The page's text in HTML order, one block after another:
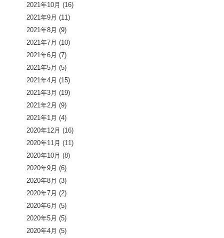
2021年10月 (16)
2021年9月 (11)
2021年8月 (9)
2021年7月 (10)
2021年6月 (7)
2021年5月 (5)
2021年4月 (15)
2021年3月 (19)
2021年2月 (9)
2021年1月 (4)
2020年12月 (16)
2020年11月 (11)
2020年10月 (8)
2020年9月 (6)
2020年8月 (3)
2020年7月 (2)
2020年6月 (5)
2020年5月 (5)
2020年4月 (5)